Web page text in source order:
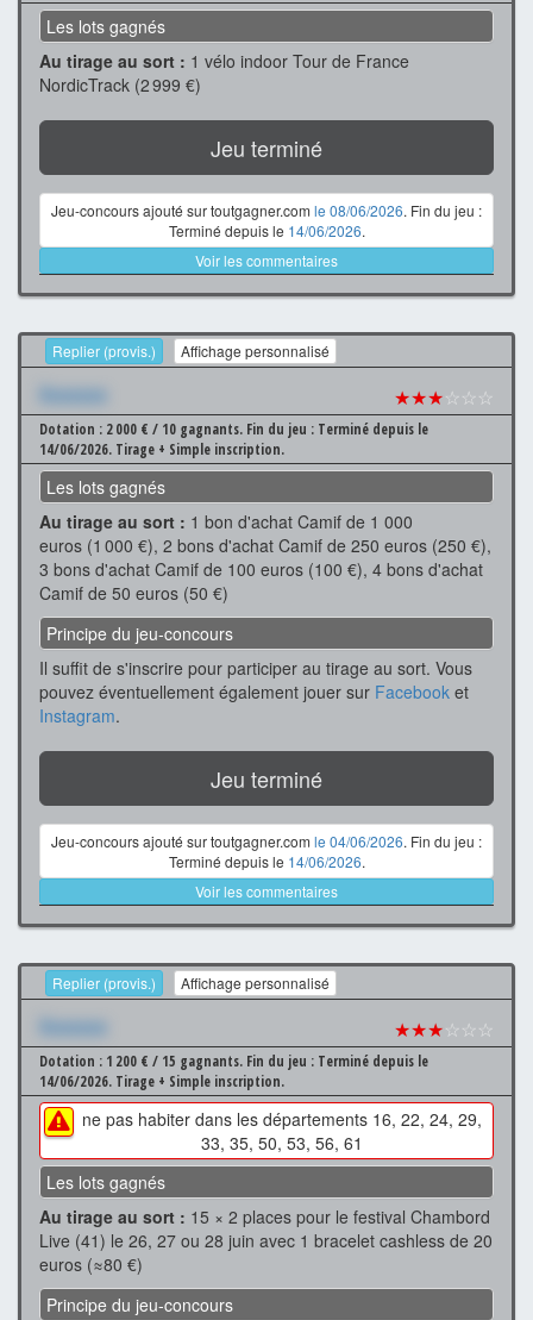
Les lots gagnés
Au tirage au sort : 1 vélo indoor Tour de France
NordicTrack (2 999 €)
Jeu terminé
Jeu-concours ajouté sur toutgagner.com le 08/06/2026. Fin du jeu :
Terminé depuis le 14/06/2026.
Voir les commentaires
Replier (provis.) Affichage personnalisé
Xxxxxxx ★★★☆☆☆
Dotation : 2 000 € / 10 gagnants. Fin du jeu : Terminé depuis le
14/06/2026. Tirage + Simple inscription.
Les lots gagnés
Au tirage au sort : 1 bon d'achat Camif de 1 000
euros (1 000 €), 2 bons d'achat Camif de 250 euros (250 €),
3 bons d'achat Camif de 100 euros (100 €), 4 bons d'achat
Camif de 50 euros (50 €)
Principe du jeu-concours
Il suffit de s'inscrire pour participer au tirage au sort. Vous
pouvez éventuellement également jouer sur Facebook et
Instagram.
Jeu terminé
Jeu-concours ajouté sur toutgagner.com le 04/06/2026. Fin du jeu :
Terminé depuis le 14/06/2026.
Voir les commentaires
Replier (provis.) Affichage personnalisé
Xxxxxxx ★★★☆☆☆
Dotation : 1 200 € / 15 gagnants. Fin du jeu : Terminé depuis le
14/06/2026. Tirage + Simple inscription.
ne pas habiter dans les départements 16, 22, 24, 29,
33, 35, 50, 53, 56, 61
Les lots gagnés
Au tirage au sort : 15 × 2 places pour le festival Chambord
Live (41) le 26, 27 ou 28 juin avec 1 bracelet cashless de 20
euros (≈80 €)
Principe du jeu-concours